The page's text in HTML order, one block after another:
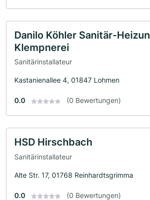
Danilo Köhler Sanitär-
Klempnerei
Sanitärinstallateur
Kastanienallee 4, 01847 Lohmen
0.0 (0 Bewertungen)
HSD Hirschbach
Sanitärinstallateur
Alte Str. 17, 01768 Reinhardtsgrimma
0.0 (0 Bewertungen)